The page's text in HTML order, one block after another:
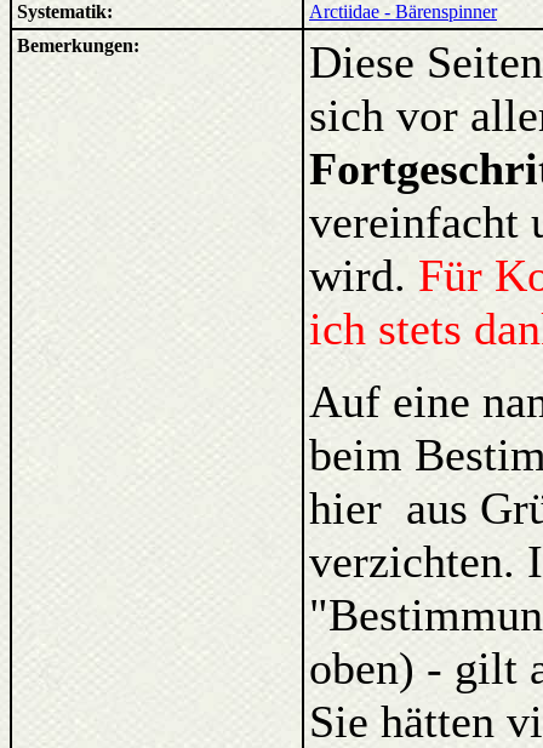
Systematik:
Arctiidae - Bärenspinner
Bemerkungen:
Diese
sich vor
vereinfacht
wird. Für
ich stets
Auf eine
beim
hier aus
verzichten.
oben) - gilt
Sie hätten